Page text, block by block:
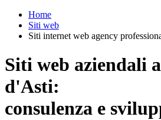
Home
Siti web
Siti internet web agency
Siti web aziendali
d'Asti:
consulenza e